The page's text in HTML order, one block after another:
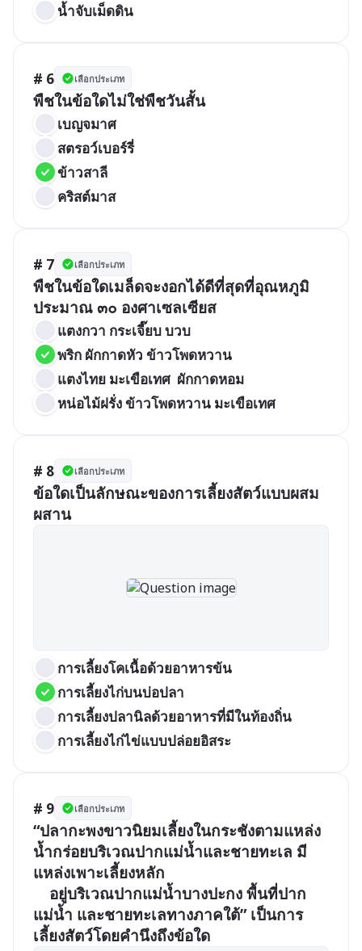
น้ำจับเม็ดดิน
# 6 เลือกประเภท
พืชในข้อใดไม่ใช่พืชวันสั้น
เบญจมาศ
สตรอว์เบอร์รี่
ข้าวสาลี
คริสต์มาส
# 7 เลือกประเภท
พืชในข้อใดเมล็ดจะงอกได้ดีที่สุดที่อุณหภูมิ
ประมาณ ๓๐ องศาเซลเซียส
แตงกวา กระเจี๊ยบ บวบ
พริก ผักกาดหัว ข้าวโพดหวาน
แตงไทย มะเขือเทศ  ผักกาดหอม
หน่อไม้ฝรั่ง ข้าวโพดหวาน มะเขือเทศ
# 8 เลือกประเภท
ข้อใดเป็นลักษณะของการเลี้ยงสัตว์แบบผสม
ผสาน
การเลี้ยงโคเนื้อด้วยอาหารข้น
การเลี้ยงไก่บนบ่อปลา
การเลี้ยงปลานิลด้วยอาหารที่มีในท้องถิ่น
การเลี้ยงไก่ไข่แบบปล่อยอิสระ
# 9 เลือกประเภท
“ปลากะพงขาวนิยมเลี้ยงในกระชังตามแหล่ง
น้ำกร่อยบริเวณปากแม่น้ำและชายทะเล มี
แหล่งเพาะเลี้ยงหลัก
แม่น้ำ และชายทะเลทางภาคใต้” เป็นการ